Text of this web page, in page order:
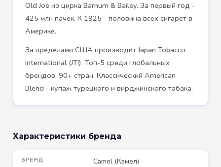
Old Joe из цирка Barnum & Bailey. За первый год -
425 млн пачек. К 1925 - половина всех сигарет в
Америке.
За пределами США производит Japan Tobacco
International (JTI). Топ-5 среди глобальных
брендов, 90+ стран. Классический American
Blend - купаж турецкого и вирджинского табака.
Характеристики бренда
БРЕНД Camel (Кэмел)